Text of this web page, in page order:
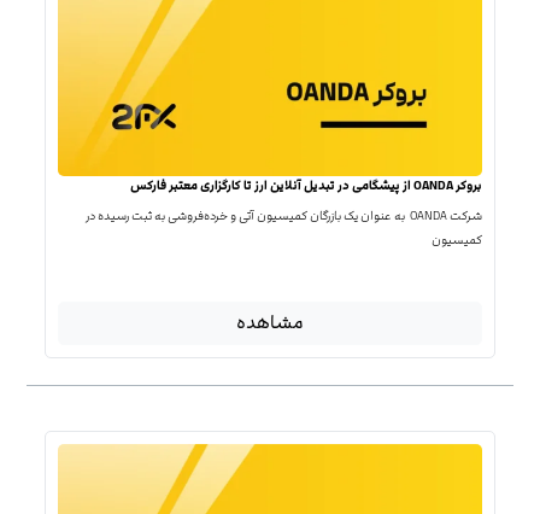
بروکر OANDA از پیشگامی در تبدیل آنلاین ارز تا کارگزاری معتبر فارکس
شرکت OANDA به عنوان یک بازرگان کمیسیون آتی و خرده‌فروشی به ثبت رسیده در
کمیسیون
مشاهده